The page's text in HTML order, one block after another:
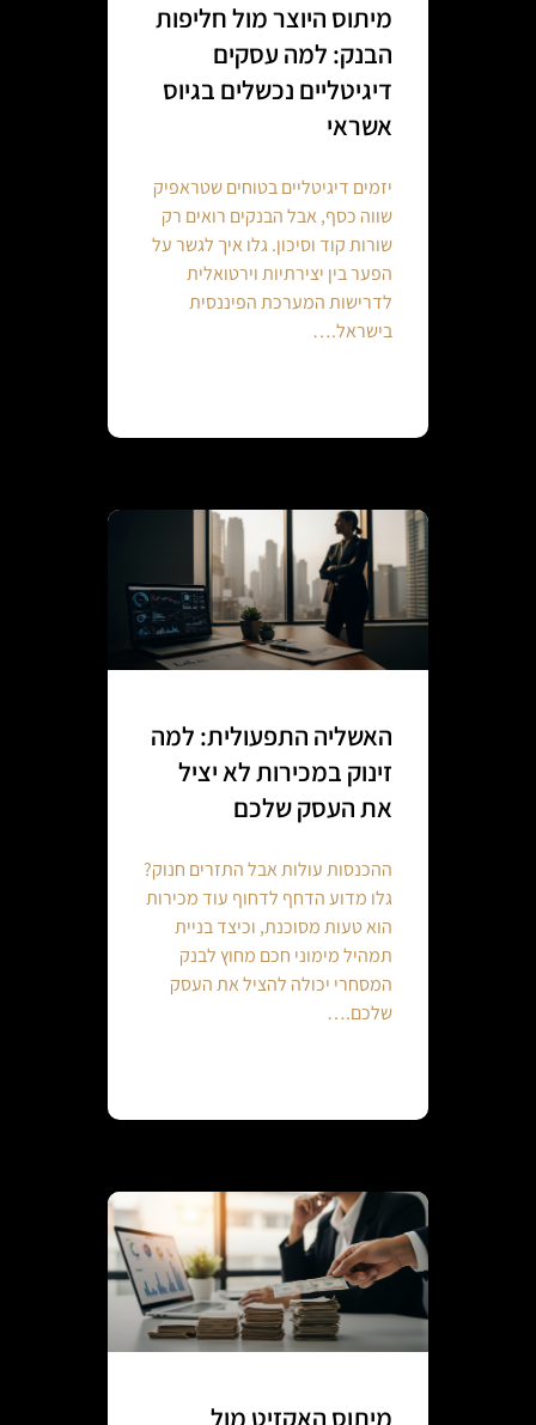
מיתוס היוצר מול חליפות
הבנק: למה עסקים
דיגיטליים נכשלים בגיוס
אשראי
יזמים דיגיטליים בטוחים שטראפיק
שווה כסף, אבל הבנקים רואים רק
שורות קוד וסיכון. גלו איך לגשר על
הפער בין יצירתיות וירטואלית
לדרישות המערכת הפיננסית
בישראל.…
האשליה התפעולית: למה
זינוק במכירות לא יציל
את העסק שלכם
ההכנסות עולות אבל התזרים חנוק?
גלו מדוע הדחף לדחוף עוד מכירות
הוא טעות מסוכנת, וכיצד בניית
תמהיל מימוני חכם מחוץ לבנק
המסחרי יכולה להציל את העסק
שלכם.…
מיתוס האקזיט מול